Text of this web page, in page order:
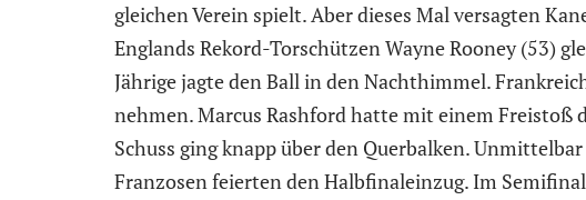
gleichen Verein spielt. Aber dieses Mal versagten
Englands Rekord-Torschützen Wayne Rooney (53)
Jährige jagte den Ball in den Nachthimmel.
nehmen. Marcus Rashford hatte mit einem Freistoß
Schuss ging knapp über den Querbalken.
Franzosen feierten den Halbfinaleinzug. Im